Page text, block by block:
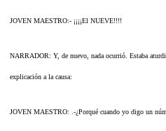
JOVEN MAESTRO:- ¡¡¡¡El NUEVE!!!!
NARRADOR: Y, de nuevo, nada ocurrió. Estaba
explicación a la causa:
JOVEN MAESTRO: .-¿Porqué cuando yo digo un